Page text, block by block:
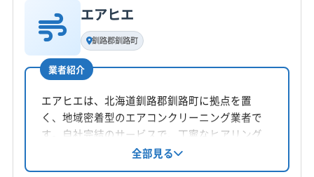
090-1223-5940
公式HP
公式サイトを見る
基本情報
代表者名
所在地
北海道桜ケ岡3丁目10-10
対応地域
阿寒郡鶴居村
厚岸郡浜中町
白糠郡白糠町
エアヒエ
釧路郡釧路町
業者紹介
エアヒエは、北海道釧路郡釧路町に拠点を置
く、地域密着型のエアコンクリーニング業者で
す。自社完結のサービスで、丁寧なヒアリング
と透明性の高い料金設定が特徴。土日祝日も対
応可能で、営業時間外の相談も可能です。
全部見る